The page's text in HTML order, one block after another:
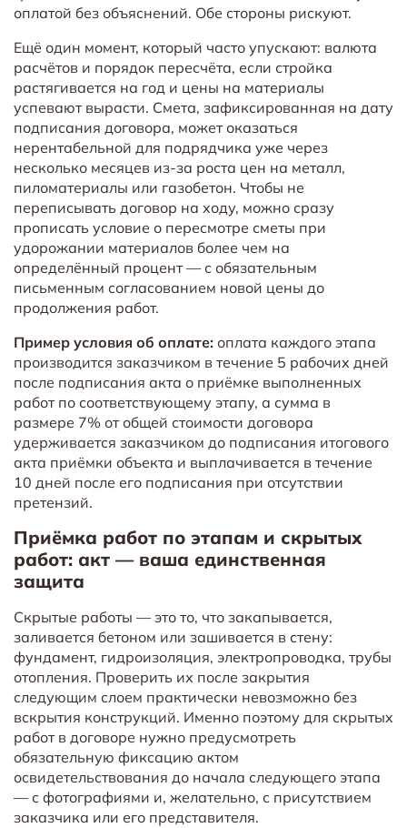
оплатой без объяснений. Обе стороны рискуют.
Ещё один момент, который часто упускают: валюта
расчётов и порядок пересчёта, если стройка
растягивается на год и цены на материалы
успевают вырасти. Смета, зафиксированная на дату
подписания договора, может оказаться
нерентабельной для подрядчика уже через
несколько месяцев из-за роста цен на металл,
пиломатериалы или газобетон. Чтобы не
переписывать договор на ходу, можно сразу
прописать условие о пересмотре сметы при
удорожании материалов более чем на
определённый процент — с обязательным
письменным согласованием новой цены до
продолжения работ.
Пример условия об оплате: оплата каждого этапа
производится заказчиком в течение 5 рабочих дней
после подписания акта о приёмке выполненных
работ по соответствующему этапу, а сумма в
размере 7% от общей стоимости договора
удерживается заказчиком до подписания итогового
акта приёмки объекта и выплачивается в течение
10 дней после его подписания при отсутствии
претензий.
Приёмка работ по этапам и скрытых
работ: акт — ваша единственная
защита
Скрытые работы — это то, что закапывается,
заливается бетоном или зашивается в стену:
фундамент, гидроизоляция, электропроводка, трубы
отопления. Проверить их после закрытия
следующим слоем практически невозможно без
вскрытия конструкций. Именно поэтому для скрытых
работ в договоре нужно предусмотреть
обязательную фиксацию актом
освидетельствования до начала следующего этапа
— с фотографиями и, желательно, с присутствием
заказчика или его представителя.